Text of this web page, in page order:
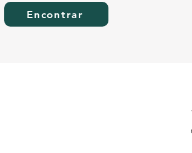
Encontrar